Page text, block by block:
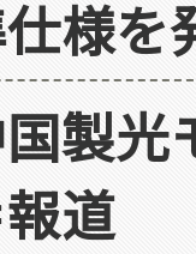
様を
製光
道